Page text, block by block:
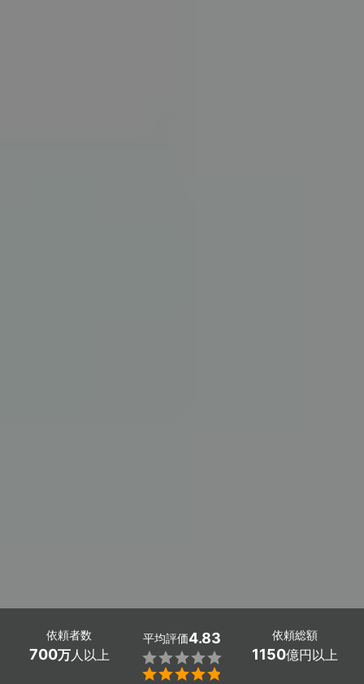
依頼者数
700万人以上
平均評価4.83


依頼総額
1150億円以上